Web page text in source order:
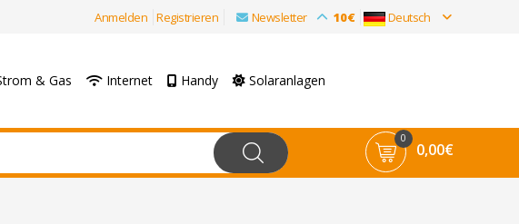
Anmelden Registrieren Newsletter 10€ Deutsch
& Gas Internet Handy Solaranlagen
0
0,00€